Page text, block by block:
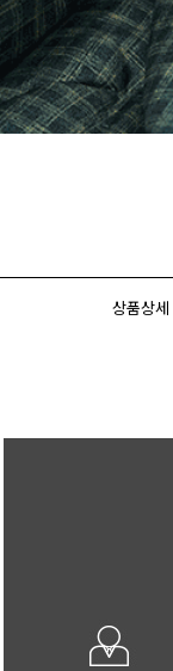
상품상세